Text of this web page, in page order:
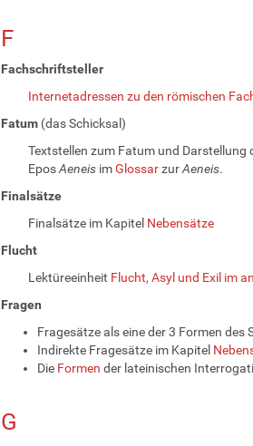
F
Fachschriftsteller
Internetadressen zu den römischen
Fatum (das Schicksal)
Textstellen zum Fatum und
EposAeneisimGlossarzurAeneis.
Finalsätze
Finalsätze im Kapitel Nebensätze
Flucht
Lektüreeinheit Flucht, Asyl und Exil im
Fragen
Fragesätze als eine der 3 Formen des
Indirekte Fragesätze im Kapitel
Die Formen der lateinischen
G